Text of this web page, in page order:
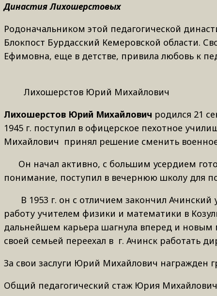
Династия Лихошерстовых
Родоначальником этой педагогической
Блокпост Бурдасский Кемеровской области.
Ефимовна, еще в детстве, привила любовь к
Лихошерстов Юрий Михайлович
Лихошерстов Юрий Михайлович родился 21
1945 г. поступил в офицерское пехотное
Михайлович принял решение сменить
Он начал активно, с большим усердием
понимание, поступил в вечернюю школу для
В 1953 г. он с отличием закончил Ачинский
работу учителем физики и математики в
дальнейшем карьера шагнула вперед и новым
своей семьей переехал в г. Ачинск работать
За свои заслуги Юрий Михайлович награжден
Общий педагогический стаж Юрия